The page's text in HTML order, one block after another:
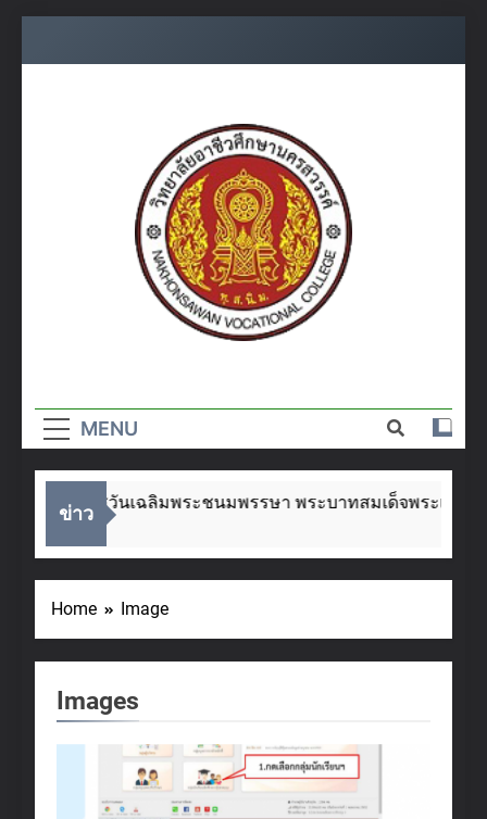
อาชีวศึกษา
นครสวรรค์
MENU
ข่าว
องในโอกาสวันเฉลิมพระชนมพรรษา พระบาทสมเด็จพระเจ้าอ
Home Image
Images